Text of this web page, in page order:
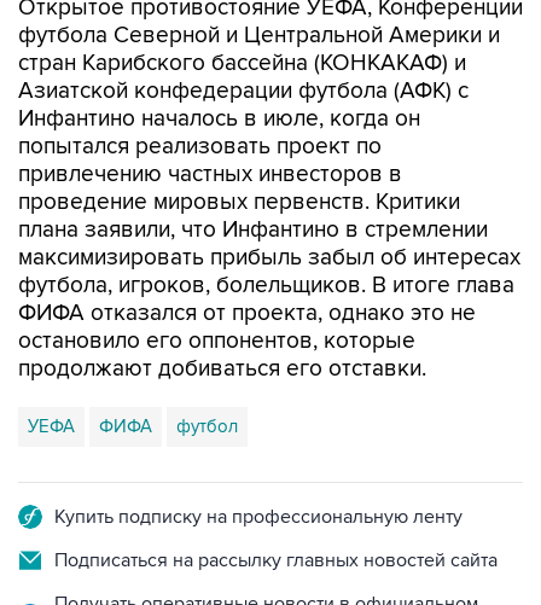
стран Карибского бассейна (КОНКАКАФ) и
Азиатской конфедерации футбола (АФК) с
Инфантино началось в июле, когда он
попытался реализовать проект по
привлечению частных инвесторов в
проведение мировых первенств. Критики
плана заявили, что Инфантино в стремлении
максимизировать прибыль забыл об интересах
футбола, игроков, болельщиков. В итоге глава
ФИФА отказался от проекта, однако это не
остановило его оппонентов, которые
продолжают добиваться его отставки.
УЕФА ФИФА футбол
Подписаться на рассылку главных новостей сайта
Получать оперативные новости в официальном